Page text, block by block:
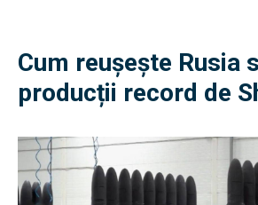
Cum reușește Rusia
producții record de